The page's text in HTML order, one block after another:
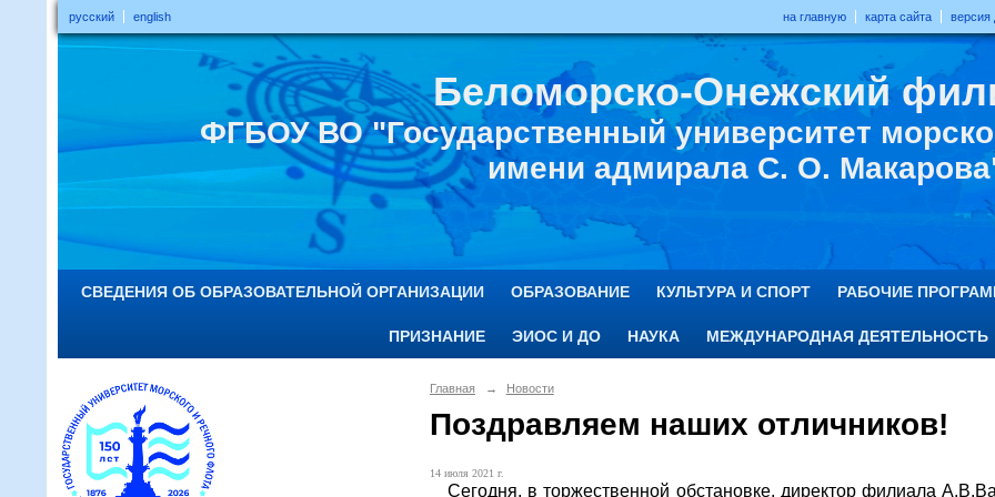
русский english на главную карта сайта версия
Беломорско-Онежский
ФГБОУ ВО "Государственный университет
имени адмирала С. О.
СВЕДЕНИЯ ОБ ОБРАЗОВАТЕЛЬНОЙ ОРГАНИЗАЦИИ ОБРАЗОВАНИЕ КУЛЬТУРА И СПОРТ РАБОЧИЕ
ПРИЗНАНИЕ ЭИОС И ДО НАУКА МЕЖДУНАРОДНАЯ ДЕЯТЕЛЬНОСТЬ
Главная → Новости
Поздравляем наших отличников!
14 июля 2021 г.
Сегодня, в торжественной обстановке, директор филиала